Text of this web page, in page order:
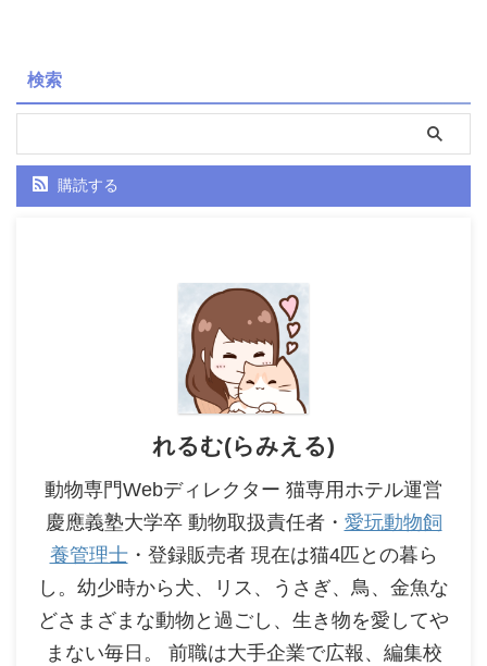
らやまひめのおおかみ）を祀る神
社で、地域の人々の信仰を集めて
います。 住所: 東京都杉並 ...
期間中などに限定デ ...
検索
購読する
れるむ(らみえる)
動物専門Webディレクター 猫専用ホテル運営
慶應義塾大学卒 動物取扱責任者・ 愛玩動物飼
養管理士・登録販売者 現在は猫4匹との暮ら
し。幼少時から犬、リス、うさぎ、鳥、金魚な
どさまざまな動物と過ごし、生き物を愛してや
まない毎日。 前職は大手企業で広報、編集校